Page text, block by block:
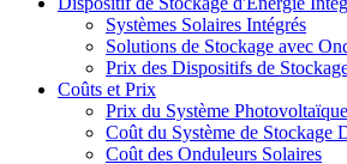
Systèmes Solaires Intégrés
Solutions de Stockage avec
Prix des Dispositifs de
Coûts et Prix
Prix du Système Photovoltaïque
Coût du Système de Stockage
Coût des Onduleurs Solaires